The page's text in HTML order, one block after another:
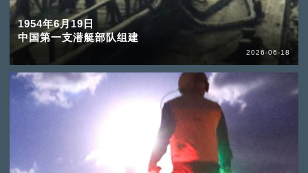
1954年6月19日
中国第一支潜艇部队组建
2026-06-18